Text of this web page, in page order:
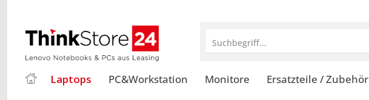
Suchbegriff...
Laptops PC&Workstation Monitore Ersatzteile / Zubehör